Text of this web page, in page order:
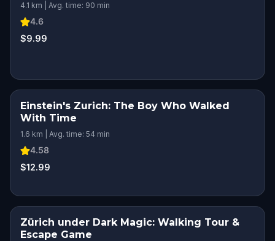
4.1 km | Avg. time: 90 min
4.6
$9.99
Einstein's Zurich: The Boy Who Walked
With Time
1.6 km | Avg. time: 54 min
4.58
$12.99
Zürich under Dark Magic: Walking Tour &
Escape Game